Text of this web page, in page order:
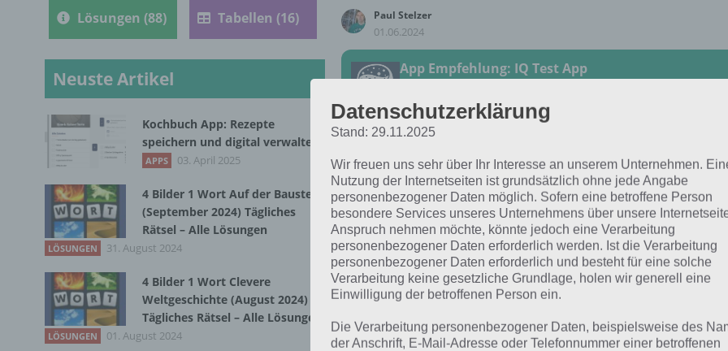
Paul Stelzer
01.06.2024
App Empfehlung: IQ Test App
JETZT KOSTENLOS HERUNTERLADEN
Die Lösung für das tägliche BONUS Rätsel vom 14.6.2024 zu
2024 in 4 Bilder 1 Wort. Wenn du dort aktuell feststeckst,
CURRY
Bei dieser Lösung handelt es sich um das tägliche Bonus
wir noch die Links beispielsweise zum täglichen Rätsel und
Tägliches Rätsel:Zur Lösung vom 14.6.2024
Lösungen (88) Tabellen (16)
Neuste Artikel
Kochbuch App: Rezepte
speichern und digital verwalten
APPS 03. April 2025
4 Bilder 1 Wort Auf der Baustelle
(September 2024) Tägliches
Rätsel – Alle Lösungen
LÖSUNGEN 31. August 2024
4 Bilder 1 Wort Clevere
Weltgeschichte (August 2024)
Tägliches Rätsel – Alle Lösungen
LÖSUNGEN 01. August 2024
Datenschutzerklärung
Stand: 29.11.2025
Wir freuen uns sehr über Ihr Interesse an unserem Unternehmen.
Nutzung der Internetseiten ist grundsätzlich ohne jede Angabe
personenbezogener Daten möglich. Sofern eine betroffene Person
besondere Services unseres Unternehmens über unsere
Anspruch nehmen möchte, könnte jedoch eine Verarbeitung
personenbezogener Daten erforderlich werden. Ist die Verarbeitung
personenbezogener Daten erforderlich und besteht für eine solche
Verarbeitung keine gesetzliche Grundlage, holen wir generell eine
Einwilligung der betroffenen Person ein.
Die Verarbeitung personenbezogener Daten, beispielsweise des
der Anschrift, E-Mail-Adresse oder Telefonnummer einer betroffenen